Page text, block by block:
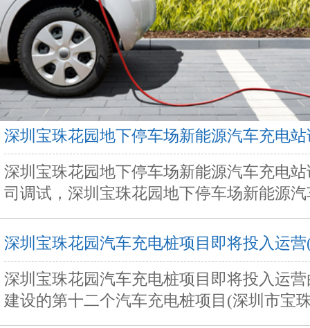
深圳宝珠花园地下停车场新能源汽车充电
深圳宝珠花园地下停车场新能源汽车充电
司调试，深圳宝珠花园地下停车场新能源
深圳宝珠花园汽车充电桩项目即将投入运
深圳宝珠花园汽车充电桩项目即将投入运
建设的第十二个汽车充电桩项目(深圳市宝